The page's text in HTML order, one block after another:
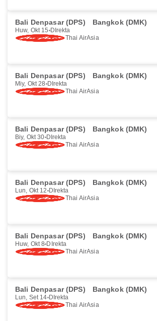
Bali Denpasar (DPS) Bangkok (DMK)
Huw, Okt 15 DIrekta
Thai AirAsia
Bali Denpasar (DPS) Bangkok (DMK)
Miy, Okt 28 DIrekta
Thai AirAsia
Bali Denpasar (DPS) Bangkok (DMK)
Biy, Okt 30 DIrekta
Thai AirAsia
Bali Denpasar (DPS) Bangkok (DMK)
Lun, Okt 12 DIrekta
Thai AirAsia
Bali Denpasar (DPS) Bangkok (DMK)
Huw, Okt 8 DIrekta
Thai AirAsia
Bali Denpasar (DPS) Bangkok (DMK)
Lun, Set 14 DIrekta
Thai AirAsia